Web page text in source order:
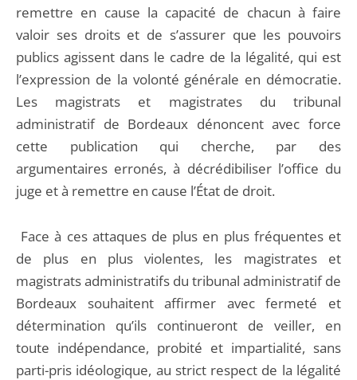
remettre en cause la capacité de chacun à faire
valoir ses droits et de s’assurer que les pouvoirs
publics agissent dans le cadre de la légalité, qui est
l’expression de la volonté générale en démocratie.
Les magistrats et magistrates du tribunal
administratif de Bordeaux dénoncent avec force
cette publication qui cherche, par des
argumentaires erronés, à décrédibiliser l’office du
juge et à remettre en cause l’État de droit.
Face à ces attaques de plus en plus fréquentes et
de plus en plus violentes, les magistrates et
magistrats administratifs du tribunal administratif de
Bordeaux souhaitent affirmer avec fermeté et
détermination qu’ils continueront de veiller, en
toute indépendance, probité et impartialité, sans
parti-pris idéologique, au strict respect de la légalité